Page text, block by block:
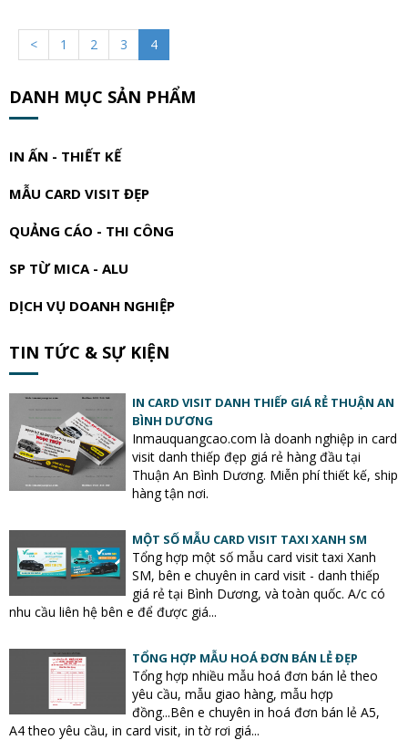
< 1 2 3 4
DANH MỤC SẢN PHẨM
IN ẤN - THIẾT KẾ
MẪU CARD VISIT ĐẸP
QUẢNG CÁO - THI CÔNG
SP TỪ MICA - ALU
DỊCH VỤ DOANH NGHIỆP
TIN TỨC & SỰ KIỆN
IN CARD VISIT DANH THIẾP GIÁ RẺ THUẬN AN
BÌNH DƯƠNG
Inmauquangcao.com là doanh nghiệp in card
visit danh thiếp đẹp giá rẻ hàng đầu tại
Thuận An Bình Dương. Miễn phí thiết kế, ship
hàng tận nơi.
MỘT SỐ MẪU CARD VISIT TAXI XANH SM
Tổng hợp một số mẫu card visit taxi Xanh
SM, bên e chuyên in card visit - danh thiếp
giá rẻ tại Bình Dương, và toàn quốc. A/c có
nhu cầu liên hệ bên e để được giá...
TỔNG HỢP MẪU HOÁ ĐƠN BÁN LẺ ĐẸP
Tổng hợp nhiều mẫu hoá đơn bán lẻ theo
yêu cầu, mẫu giao hàng, mẫu hợp
đồng...Bên e chuyên in hoá đơn bán lẻ A5,
A4 theo yêu cầu, in card visit, in tờ rơi giá...